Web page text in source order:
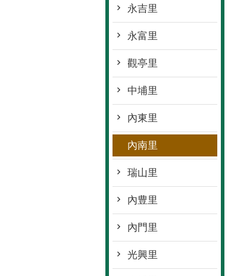
永吉里
永富里
觀亭里
中埔里
內東里
內南里
瑞山里
內豊里
內門里
光興里